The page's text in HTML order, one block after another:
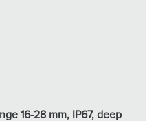
16-28 mm, IP67, deep